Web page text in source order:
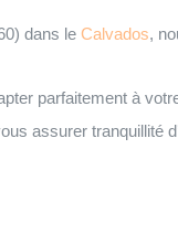
dans le Calvados,
parfaitement à
assurer tranquillité